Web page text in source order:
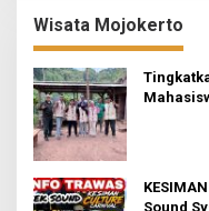
Wisata Mojokerto
Sound